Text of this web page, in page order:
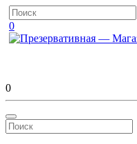
0
0